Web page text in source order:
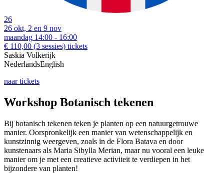
26
26 okt, 2 en 9 nov
maandag 14:00 - 16:00
€ 110,00 (3 sessies) tickets
Saskia Volkerijk
NederlandsEnglish
naar tickets
Workshop Botanisch tekenen
Bij botanisch tekenen teken je planten op een natuurgetrouwe
manier. Oorspronkelijk een manier van wetenschappelijk en
kunstzinnig weergeven, zoals in de Flora Batava en door
kunstenaars als Maria Sibylla Merian, maar nu vooral een leuke
manier om je met een creatieve activiteit te verdiepen in het
bijzondere van planten!